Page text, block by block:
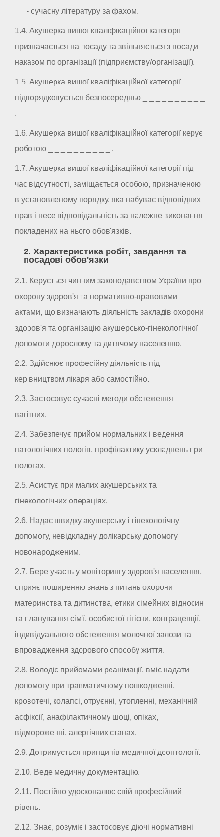
- сучасну літературу за фахом.
1.4. Акушерка вищої кваліфікаційної категорії
призначається на посаду та звільняється з посади
наказом по організації (підприємству/організації).
1.5. Акушерка вищої кваліфікаційної категорії
підпорядковується безпосередньо _ _ _ _ _ _ _ _ _ _
.
1.6. Акушерка вищої кваліфікаційної категорії керує
роботою _ _ _ _ _ _ _ _ _ _ .
1.7. Акушерка вищої кваліфікаційної категорії під
час відсутності, заміщається особою, призначеною
в установленому порядку, яка набуває відповідних
прав і несе відповідальність за належне виконання
покладених на нього обов'язків.
2. Характеристика робіт, завдання та
посадові обов'язки
2.1. Керується чинним законодавством України про
охорону здоров'я та нормативно-правовими
актами, що визначають діяльність закладів охорони
здоров'я та організацію акушерсько-гінекологічної
допомоги дорослому та дитячому населенню.
2.2. Здійснює професійну діяльність під
керівництвом лікаря або самостійно.
2.3. Застосовує сучасні методи обстеження
вагітних.
2.4. Забезпечує прийом нормальних і ведення
патологічних пологів, профілактику ускладнень при
пологах.
2.5. Асистує при малих акушерських та
гінекологічних операціях.
2.6. Надає швидку акушерську і гінекологічну
допомогу, невідкладну долікарську допомогу
новонародженим.
2.7. Бере участь у моніторингу здоров'я населення,
сприяє поширенню знань з питань охорони
материнства та дитинства, етики сімейних відносин
та планування сім'ї, особистої гігієни, контрацепції,
індивідуального обстеження молочної залози та
впровадження здорового способу життя.
2.8. Володіє прийомами реанімації, вміє надати
допомогу при травматичному пошкодженні,
кровотечі, колапсі, отруєнні, утопленні, механічній
асфіксії, анафілактичному шоці, опіках,
відмороженні, алергічних станах.
2.9. Дотримується принципів медичної деонтології.
2.10. Веде медичну документацію.
2.11. Постійно удосконалює свій професійний
рівень.
2.12. Знає, розуміє і застосовує діючі нормативні